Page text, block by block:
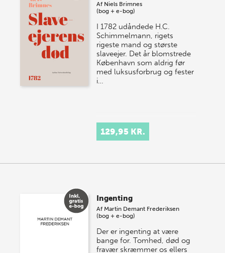
Af Niels Brimnes
(bog + e-bog)
I 1782 udåndede H.C.
Schimmelmann, rigets
rigeste mand og største
slaveejer. Det år blomstrede
København som aldrig før
med luksusforbrug og fester
i…
129,95 KR.
Ingenting
Af Martin Demant Frederiksen
(bog + e-bog)
Der er ingenting at være
bange for. Tomhed, død og
fravær skræmmer os ellers